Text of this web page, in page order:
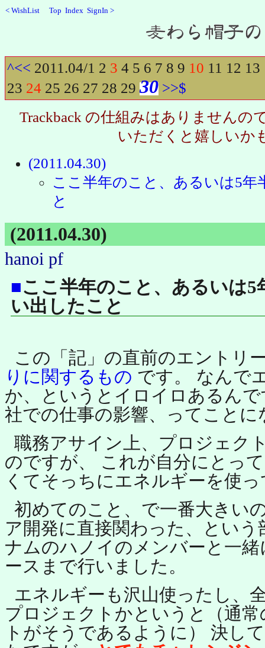
< WishList Top Index SignIn >
^<< 2011.04/1 2 3 4 5 6 7 8 9 10 11 12 13
23 24 25 26 27 28 29 30 >>$
Trackback の仕組みはありませんの
いただくと嬉しいか
(2011.04.30)
ここ半年のこと、あるいは5年
と
(2011.04.30)
hanoi pf
■ここ半年のこと、あるいは5
い出したこと
この「記」の直前のエントリ
りに関するもの です。 なんで
か、というとイロイロあるん
社での仕事の影響、ってこと
職務アサイン上、プロジェク
のですが、 これが自分にとっ
くてそっちにエネルギーを使
初めてのこと、で一番大きい
ア開発に直接関わった、とい
ナムのハノイのメンバーと一
ースまで行いました。
エネルギーも沢山使ったし、
プロジェクトかというと（通
トがそうであるように） 決し